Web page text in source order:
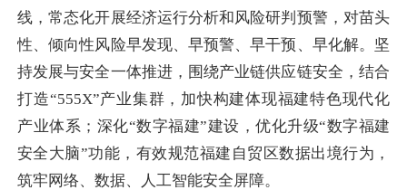
线，常态化开展经济运行分析和风险研判预警，对苗头
性、倾向性风险早发现、早预警、早干预、早化解。坚
持发展与安全一体推进，围绕产业链供应链安全，结合
打造“555X”产业集群，加快构建体现福建特色现代化
产业体系；深化“数字福建”建设，优化升级“数字福建
安全大脑”功能，有效规范福建自贸区数据出境行为，
筑牢网络、数据、人工智能安全屏障。